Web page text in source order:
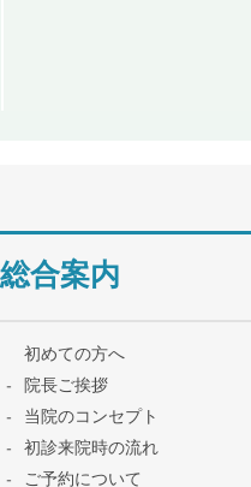
総合案内
初めての方へ
院長ご挨拶
当院のコンセプト
初診来院時の流れ
ご予約について